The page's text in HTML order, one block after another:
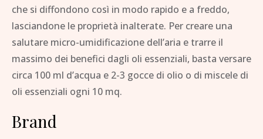
che si diffondono così in modo rapido e a freddo,
lasciandone le proprietà inalterate. Per creare una
salutare micro-umidificazione dell’aria e trarre il
massimo dei benefici dagli oli essenziali, basta versare
circa 100 ml d’acqua e 2-3 gocce di olio o di miscele di
oli essenziali ogni 10 mq.
Brand